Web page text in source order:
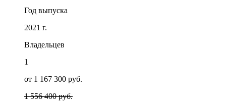
Год выпуска
2021 г.
Владельцев
1
от 1 167 300 руб.
1 556 400 руб.